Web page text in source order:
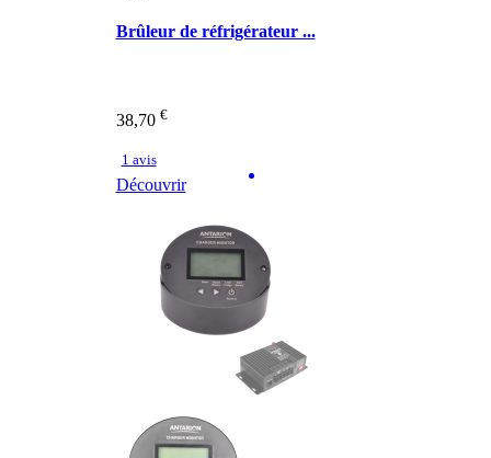
Brûleur de réfrigérateur ...
38,70 €
1 avis
Découvrir